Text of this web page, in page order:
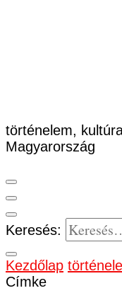
történelem,
Magyarország
Keresés:
Kezdőlap
Címke